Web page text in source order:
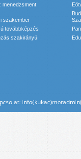
menedzsment
szakember
továbbképzés
szakirányú